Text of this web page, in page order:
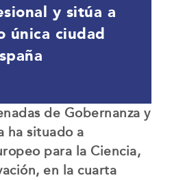
y sitúa a
única ciudad
de Gobernanza y
ha situado a
para la Ciencia,
en la cuarta